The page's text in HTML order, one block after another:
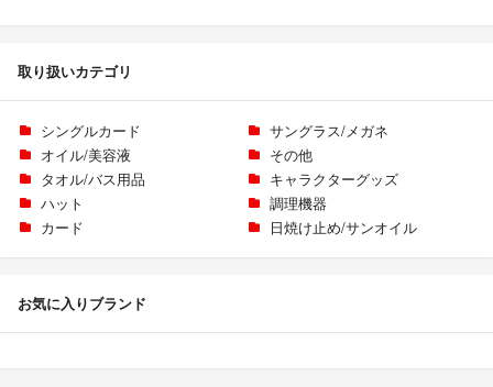
取り扱いカテゴリ
シングルカード
サングラス/メガネ
オイル/美容液
その他
タオル/バス用品
キャラクターグッズ
ハット
調理機器
カード
日焼け止め/サンオイル
お気に入りブランド